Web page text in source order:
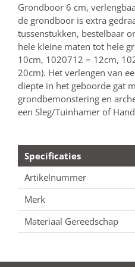
Grondboor 6 cm,
de grondboor is extra
tussenstukken, bestelbaar
hele kleine maten tot hele
10cm, 1020712 = 12cm,
20cm). Het verlengen van
diepte in het geboorde gat
grondbemonstering en
een Sleg/Tuinhamer of
Specificaties
Artikelnummer
Merk
Materiaal Gereedschap